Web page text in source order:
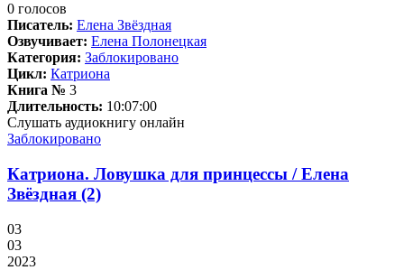
0 голосов
Писатель: Елена Звёздная
Озвучивает: Елена Полонецкая
Категория: Заблокировано
Цикл: Катриона
Книга № 3
Длительность: 10:07:00
Слушать аудиокнигу онлайн
Заблокировано
Катриона. Ловушка для принцессы / Елена
Звёздная (2)
03
03
2023